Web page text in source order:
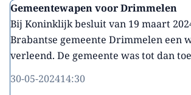
Gemeentewapen voor Drimmelen
Bij Koninklijk besluit van 19 maart
Brabantse gemeente Drimmelen een
verleend. De gemeente was tot dan
30-05-202414:30